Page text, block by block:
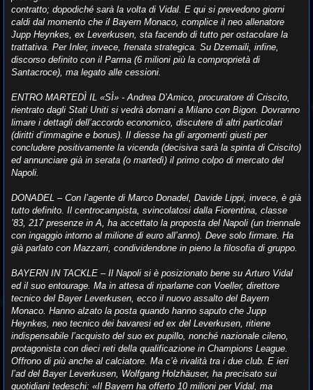
contratto; dopodiché sarà la volta di Vidal. E qui si prevedono giorni
caldi dal momento che il Bayern Monaco, complice il neo allenatore
Jupp Heynkes, ex Leverkusen, sta facendo di tutto per ostacolare la
trattativa. Per Inler, invece, frenata strategica. Su Dzemaili, infine,
discorso definito con il Parma (6 milioni più la comproprietà di
Santacroce), ma legato alle cessioni.
ENTRO MARTEDÌ IL «SÌ» - Andrea D’Amico, procuratore di Criscito,
rientrato dagli Stati Uniti si vedrà domani a Milano con Bigon. Dovranno
limare i dettagli dell’accordo economico, discutere di altri particolari
(diritti d’immagine e bonus). Il diesse ha gli argomenti giusti per
concludere positivamente la vicenda (decisiva sarà la spinta di Criscito)
ed annunciare già in serata (o martedì) il primo colpo di mercato del
Napoli.
DONADEL – Con l’agente di Marco Donadel, Davide Lippi, invece, è già
tutto definito. Il centrocampista, svincolatosi dalla Fiorentina, classe
’83, 217 presenze in A, ha accettato la proposta del Napoli (un triennale
con ingaggio intorno al milione di euro all’anno). Deve solo firmare. Ha
già parlato con Mazzarri, condividendone in pieno la filosofia di gruppo.
BAYERN IN TACKLE – Il Napoli si è posizionato bene su Arturo Vidal
ed il suo entourage. Ma in attesa di riparlarne con Voeller, direttore
tecnico del Bayer Leverkusen, ecco il nuovo assalto del Bayern
Monaco. Hanno alzato la posta quando hanno saputo che Jupp
Heynkes, neo tecnico dei bavaresi ed ex del Leverkusen, ritiene
indispensabile l’acquisto del suo ex pupillo, nonché nazionale cileno,
protagonista con dieci reti della qualificazione in Champions League.
Offrono di più anche al calciatore. Ma c’è rivalità tra i due club. E ieri
l’ad del Bayer Leverkusen, Wolfgang Holzhäuser, ha precisato sui
quotidiani tedeschi: «Il Bayern ha offerto 10 milioni per Vidal, ma